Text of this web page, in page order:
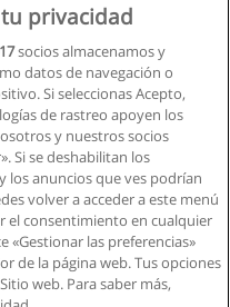
de Empresas
de Empresas
privacidad
socios almacenamos y
datos de navegación o
Si seleccionas Acepto,
de rastreo apoyen los
y nuestros socios
Si se deshabilitan los
los anuncios que ves podrían
volver a acceder a este menú
el consentimiento en cualquier
«Gestionar las preferencias»
de la página web. Tus opciones
web. Para saber más,